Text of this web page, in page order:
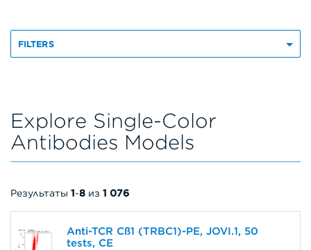
FILTERS
Explore Single-Color
Antibodies Models
Результаты 1-8 из 1 076
Anti-TCR Cß1 (TRBC1)-PE, JOVI.1, 50
tests, CE